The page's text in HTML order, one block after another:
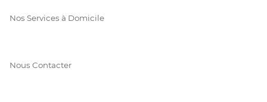
Nos Services à Domicile
Nous Contacter